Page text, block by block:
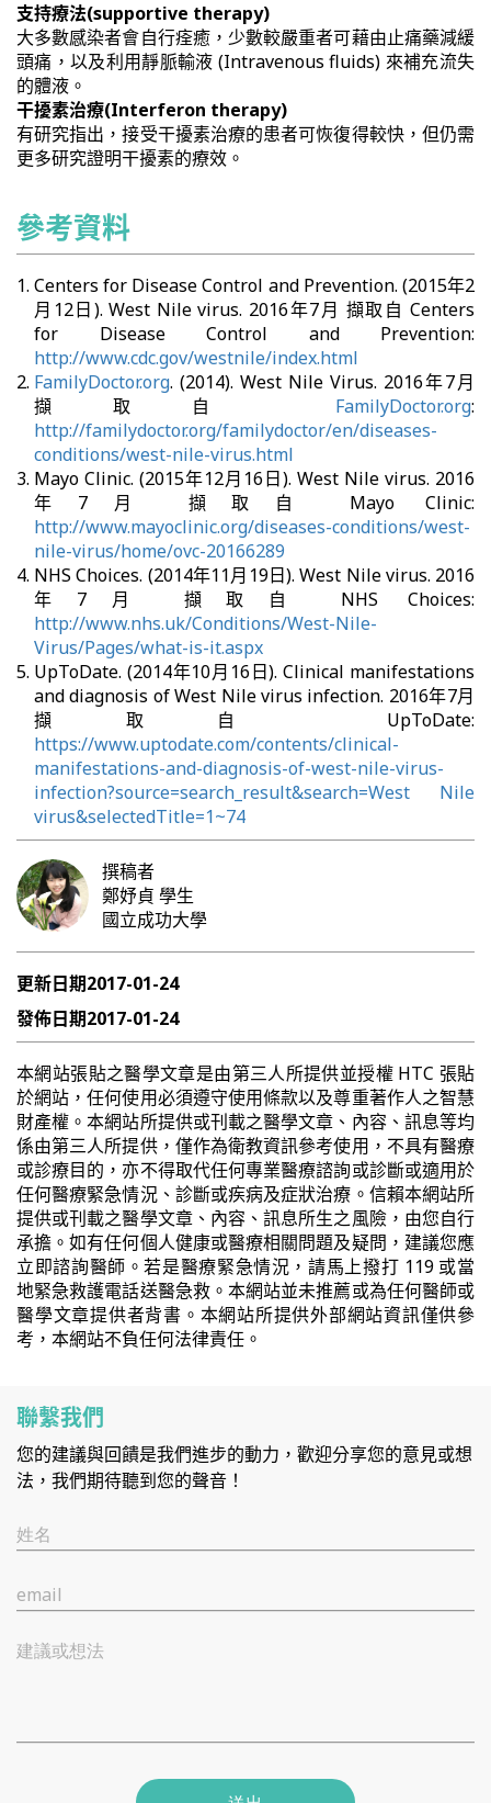
支持療法(supportive therapy)
大多數感染者會自行痊癒，少數較嚴重者可藉由止痛藥減緩
頭痛，以及利用靜脈輸液 (Intravenous fluids) 來補充流失
的體液。
干擾素治療(Interferon therapy)
有研究指出，接受干擾素治療的患者可恢復得較快，但仍需
更多研究證明干擾素的療效。
參考資料
Centers for Disease Control and Prevention. (2015年2
月12日). West Nile virus. 2016年7月 擷取自 Centers
for Disease Control and Prevention:
http://www.cdc.gov/westnile/index.html
FamilyDoctor.org. (2014). West Nile Virus. 2016年7月
擷取自 FamilyDoctor.org:
http://familydoctor.org/familydoctor/en/diseases-
conditions/west-nile-virus.html
Mayo Clinic. (2015年12月16日). West Nile virus. 2016
年7月 擷取自 Mayo Clinic:
http://www.mayoclinic.org/diseases-conditions/west-
nile-virus/home/ovc-20166289
NHS Choices. (2014年11月19日). West Nile virus. 2016
年7月 擷取自 NHS Choices:
http://www.nhs.uk/Conditions/West-Nile-
Virus/Pages/what-is-it.aspx
UpToDate. (2014年10月16日). Clinical manifestations
and diagnosis of West Nile virus infection. 2016年7月
擷取自 UpToDate:
https://www.uptodate.com/contents/clinical-
manifestations-and-diagnosis-of-west-nile-virus-
infection?source=search_result&search=West Nile
virus&selectedTitle=1~74
撰稿者
鄭妤貞 學生
國立成功大學
更新日期2017-01-24
發佈日期2017-01-24
本網站張貼之醫學文章是由第三人所提供並授權 HTC 張貼
於網站，任何使用必須遵守使用條款以及尊重著作人之智慧
財產權。本網站所提供或刊載之醫學文章、內容、訊息等均
係由第三人所提供，僅作為衛教資訊參考使用，不具有醫療
或診療目的，亦不得取代任何專業醫療諮詢或診斷或適用於
任何醫療緊急情況、診斷或疾病及症狀治療。信賴本網站所
提供或刊載之醫學文章、內容、訊息所生之風險，由您自行
承擔。如有任何個人健康或醫療相關問題及疑問，建議您應
立即諮詢醫師。若是醫療緊急情況，請馬上撥打 119 或當
地緊急救護電話送醫急救。本網站並未推薦或為任何醫師或
醫學文章提供者背書。本網站所提供外部網站資訊僅供參
考，本網站不負任何法律責任。
聯繫我們
您的建議與回饋是我們進步的動力，歡迎分享您的意見或想
法，我們期待聽到您的聲音！
姓名
email
建議或想法